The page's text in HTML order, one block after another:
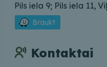
Pils iela 9; Pils iela 11,
Braukt
Kontaktai